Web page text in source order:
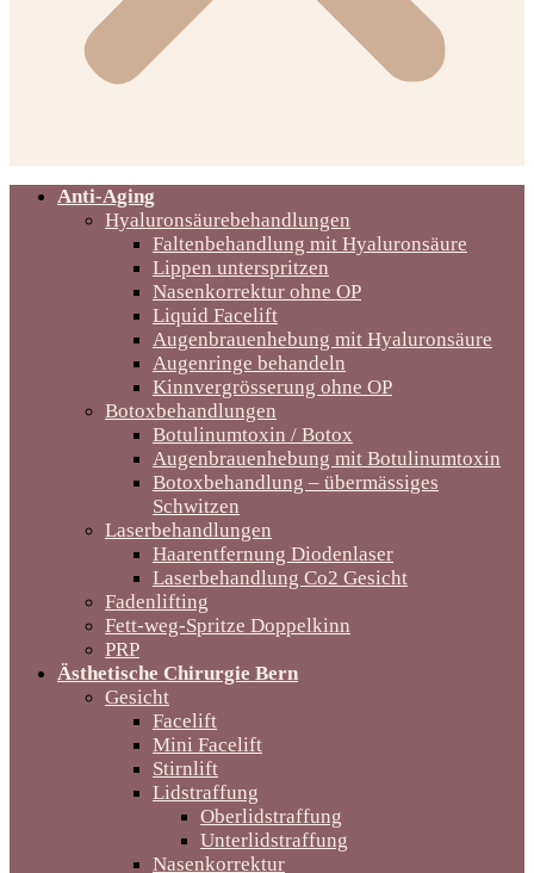
Anti-Aging
Hyaluronsäurebehandlungen
Faltenbehandlung mit Hyaluronsäure
Lippen unterspritzen
Nasenkorrektur ohne OP
Liquid Facelift
Augenbrauenhebung mit Hyaluronsäure
Augenringe behandeln
Kinnvergrösserung ohne OP
Botoxbehandlungen
Botulinumtoxin / Botox
Augenbrauenhebung mit Botulinumtoxin
Botoxbehandlung – übermässiges
Schwitzen
Laserbehandlungen
Haarentfernung Diodenlaser
Laserbehandlung Co2 Gesicht
Fadenlifting
Fett-weg-Spritze Doppelkinn
PRP
Ästhetische Chirurgie Bern
Gesicht
Facelift
Mini Facelift
Stirnlift
Lidstraffung
Oberlidstraffung
Unterlidstraffung
Nasenkorrektur